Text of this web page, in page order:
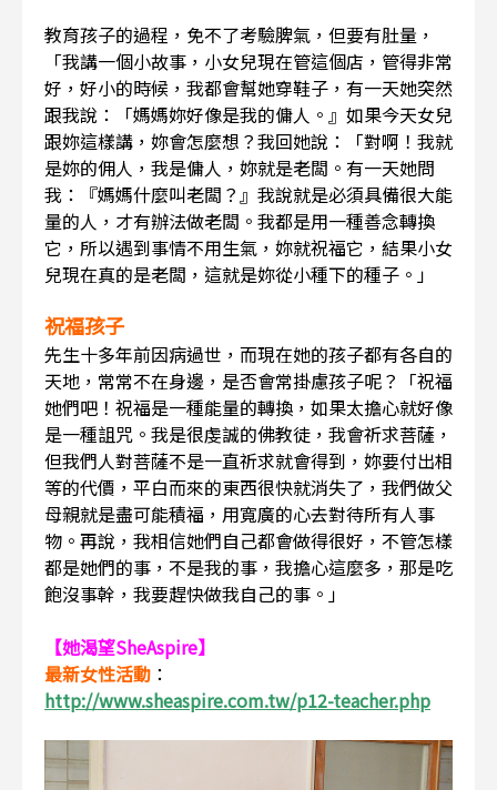
教育孩子的過程，免不了考驗脾氣，但要有肚量，
「我講一個小故事，小女兒現在管這個店，管得非常
好，好小的時候，我都會幫她穿鞋子，有一天她突然
跟我說：「媽媽妳好像是我的傭人。』如果今天女兒
跟妳這樣講，妳會怎麼想？我回她說：「對啊！我就
是妳的佣人，我是傭人，妳就是老闆。有一天她問
我：『媽媽什麼叫老闆？』我說就是必須具備很大能
量的人，才有辦法做老闆。我都是用一種善念轉換
它，所以遇到事情不用生氣，妳就祝福它，結果小女
兒現在真的是老闆，這就是妳從小種下的種子。」
祝福孩子
先生十多年前因病過世，而現在她的孩子都有各自的
天地，常常不在身邊，是否會常掛慮孩子呢？「祝福
她們吧！祝福是一種能量的轉換，如果太擔心就好像
是一種詛咒。我是很虔誠的佛教徒，我會祈求菩薩，
但我們人對菩薩不是一直祈求就會得到，妳要付出相
等的代價，平白而來的東西很快就消失了，我們做父
母親就是盡可能積福，用寬廣的心去對待所有人事
物。再說，我相信她們自己都會做得很好，不管怎樣
都是她們的事，不是我的事，我擔心這麼多，那是吃
飽沒事幹，我要趕快做我自己的事。」
【她渴望SheAspire】
最新女性活動 ：
http://www.sheaspire.com.tw/p12-teacher.php